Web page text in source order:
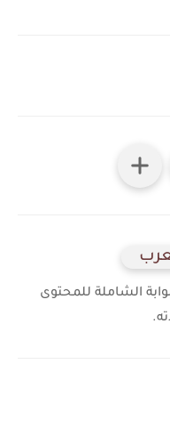
الشاملة للمحتوى